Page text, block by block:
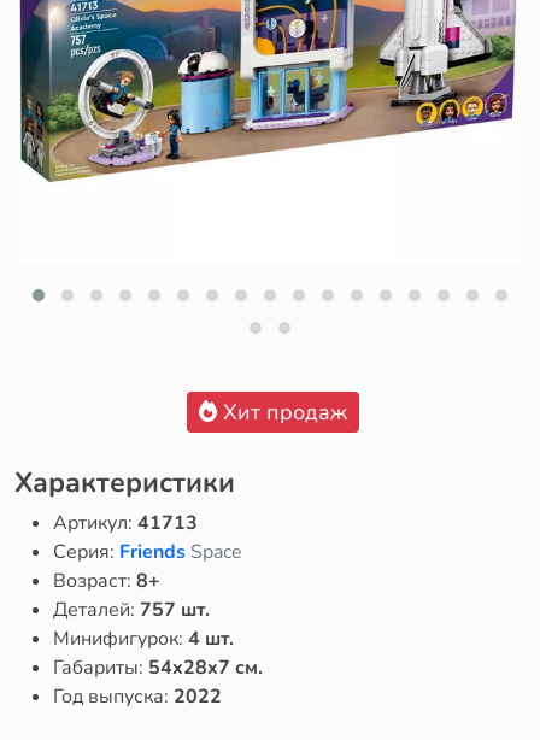
Хит продаж
Характеристики
Артикул: 41713
Серия: Friends Space
Возраст: 8+
Деталей: 757 шт.
Минифигурок: 4 шт.
Габариты: 54x28x7 см.
Год выпуска: 2022